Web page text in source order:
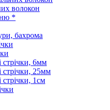
волокон
*
бахрома
стрічки, 6мм
стрічки, 25мм
стрічки, 1см